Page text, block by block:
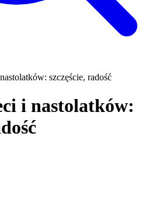
szczęście, radość
i nastolatków: